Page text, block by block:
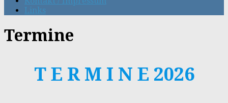
Links
Termine
T E R M I N E 2026